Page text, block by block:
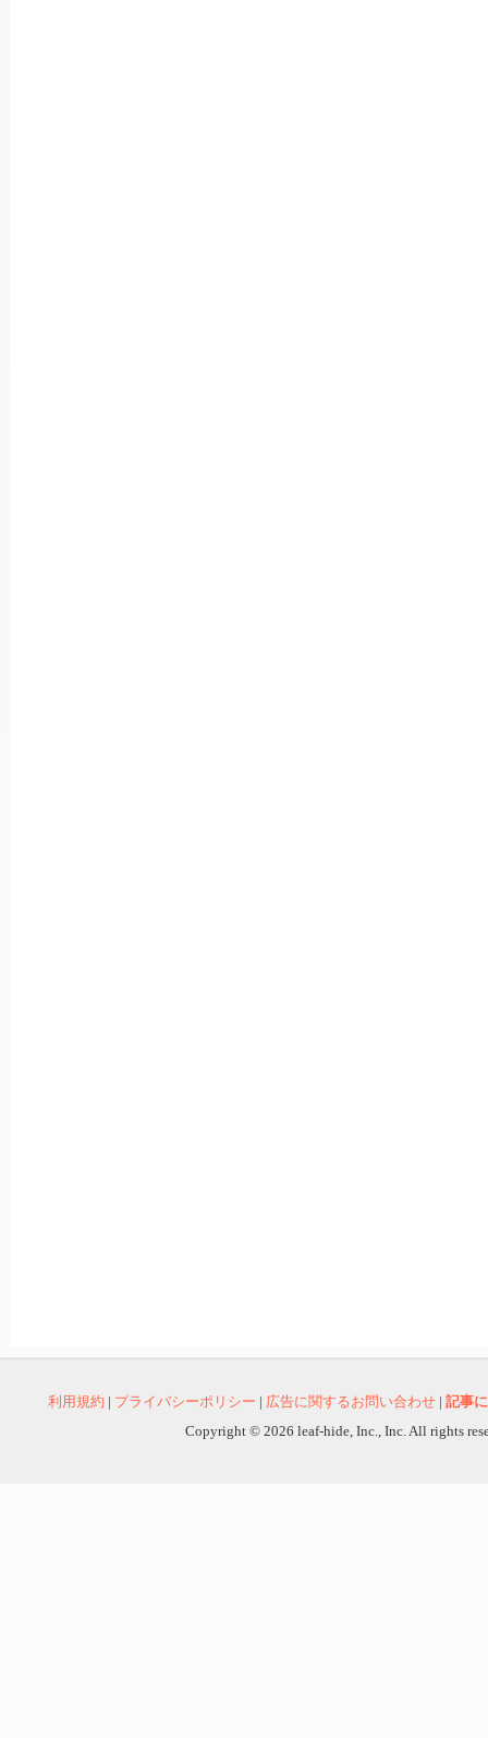
利用規約 | プライバシーポリシー | 広告に関するお問い合わせ | 記事
Copyright © 2026 leaf-hide, Inc., Inc. All rights